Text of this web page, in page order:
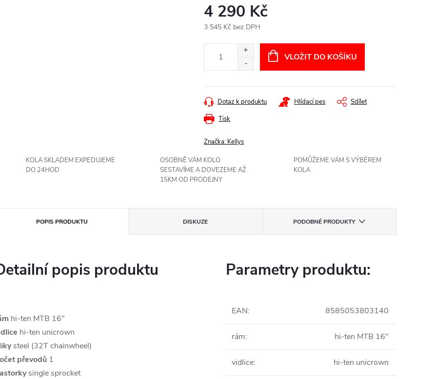
4 290 Kč
3 545 Kč bez DPH
VLOŽIT DO KOŠÍKU
Tisk
Dotaz k produktu Hlídací pes Sdílet
Značka: Kellys
KOLA SKLADEM EXPEDUJEME
DO 24HOD
OSOBNĚ VÁM KOLO
SESTAVÍME A DOVEZEME AŽ
15KM OD PRODEJNY
POMŮŽEME VÁM S VÝBĚREM
KOLA
POPIS PRODUKTU DISKUZE PODOBNÉ PRODUKTY
popis produktu
hi-ten MTB 16"
hi-ten unicrown
steel (32T chainwheel)
převodů 1
single sprocket
Parametry produktu:
EAN: 8585053803140
rám: hi-ten MTB 16"
vidlice: hi-ten unicrown